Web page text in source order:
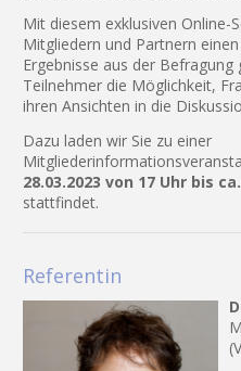
Mit diesem exklusiven Online-
Mitgliedern und Partnern
Ergebnisse aus der Befragung
Teilnehmer die Möglichkeit,
ihren Ansichten in die
Dazu laden wir Sie zu einer
28.03.2023 von 17 Uhr bis
stattfindet.
Referentin